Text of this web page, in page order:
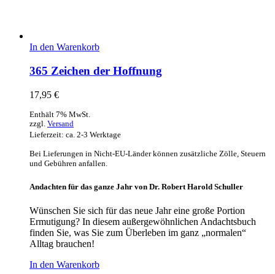
In den Warenkorb
365 Zeichen der Hoffnung
17,95 €
Enthält 7% MwSt.
zzgl. Versand
Lieferzeit: ca. 2-3 Werktage
Bei Lieferungen in Nicht-EU-Länder können zusätzliche Zölle, Steuern
und Gebühren anfallen.
Andachten für das ganze Jahr von Dr. Robert Harold Schuller
Wünschen Sie sich für das neue Jahr eine große Portion
Ermutigung? In diesem außergewöhnlichen Andachtsbuch
finden Sie, was Sie zum Überleben im ganz „normalen“
Alltag brauchen!
In den Warenkorb